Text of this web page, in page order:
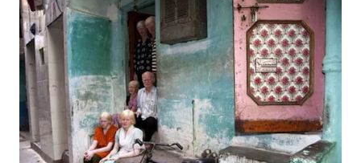
WN
TANGERANG
WN
BINJAI
WN
CIREBON